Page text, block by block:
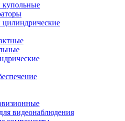
видеонаблюдения